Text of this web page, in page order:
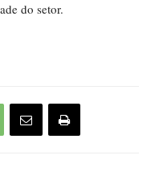
do setor.